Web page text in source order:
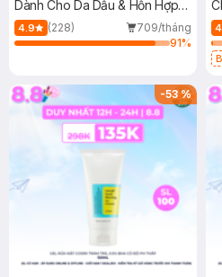
Dành Cho Da Dầu & Hỗn Hợp
500ml
4.9 (228)
709/tháng
91%
-53%